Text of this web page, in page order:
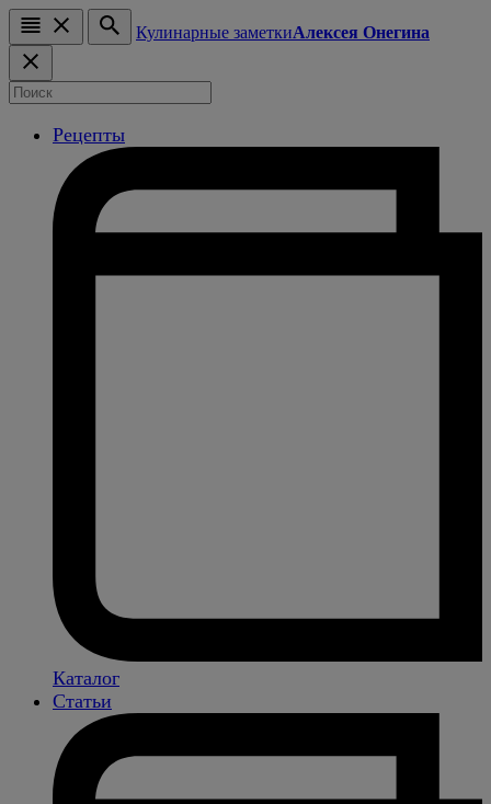
Кулинарные заметкиАлексея Онегина
Рецепты
Каталог
Статьи